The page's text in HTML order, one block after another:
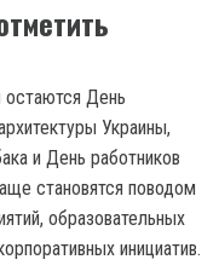
День
Украины,
и День работников
становятся поводом
образовательных
инициатив.